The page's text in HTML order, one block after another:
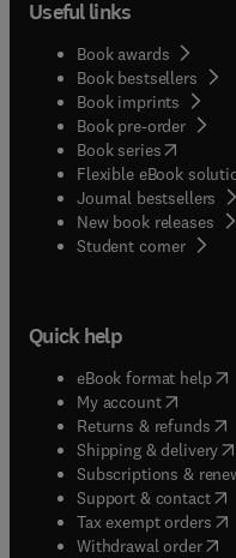
Useful links
Book awards
Book bestsellers
Book imprints
Book pre-order
Book series(opens in
Flexible eBook
Journal bestsellers
New book releases
Student corner(
Quick help
eBook format help(
My account( opens in
Returns & refunds(
Shipping & delivery(
Subscriptions &
Support & contact(
Tax exempt orders(
Withdrawal order